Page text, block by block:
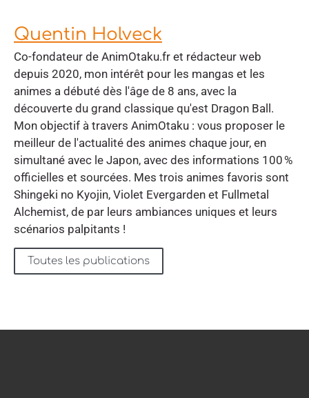
Quentin Holveck
Co-fondateur de AnimOtaku.fr et rédacteur web
depuis 2020, mon intérêt pour les mangas et les
animes a débuté dès l'âge de 8 ans, avec la
découverte du grand classique qu'est Dragon Ball.
Mon objectif à travers AnimOtaku : vous proposer le
meilleur de l'actualité des animes chaque jour, en
simultané avec le Japon, avec des informations 100 %
officielles et sourcées. Mes trois animes favoris sont
Shingeki no Kyojin, Violet Evergarden et Fullmetal
Alchemist, de par leurs ambiances uniques et leurs
scénarios palpitants !
Toutes les publications